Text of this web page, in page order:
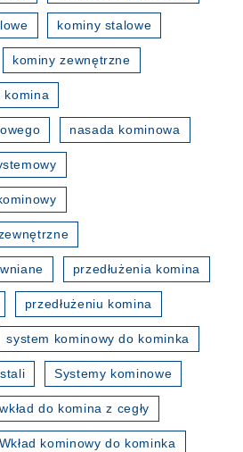
kominy stalowe
kominy zewnętrzne
komina
nasada kominowa
przedłużenia komina
przedłużeniu komina
system kominowy do kominka
Systemy kominowe
wkład do komina z cegły
Wkład kominowy do kominka